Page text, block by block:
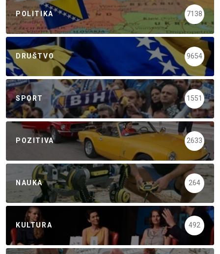
POLITIKA 7138
DRUŠTVO 9654
SPORT 1551
POZITIVA 2633
NAUKA 264
KULTURA 492